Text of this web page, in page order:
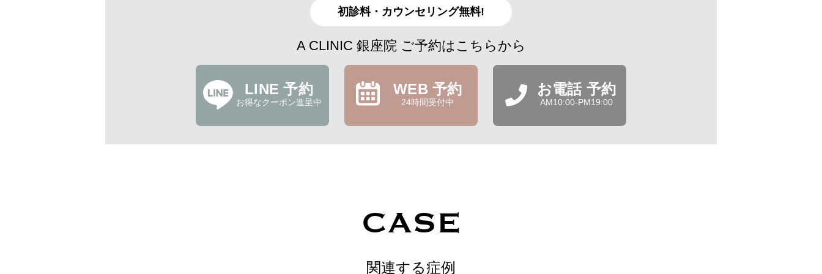
初診料・カウンセリング無料!
A CLINIC 銀座院 ご予約はこちらから
LINE 予約
お得なクーポン進呈中
WEB 予約
24時間受付中
お電話 予約
AM10:00-PM19:00
CASE
関連する症例